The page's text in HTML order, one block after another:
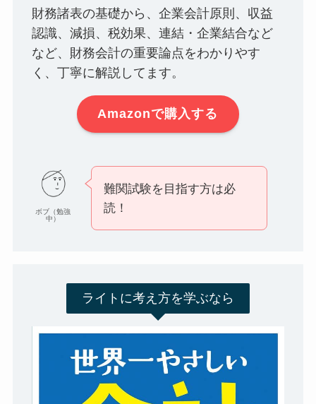
財務諸表の基礎から、企業会計原則、収益
認識、減損、税効果、連結・企業結合など
など、財務会計の重要論点をわかりやす
く、丁寧に解説してます。
Amazonで購入する
ボブ（勉強
中）
難関試験を目指す方は必
読！
ライトに考え方を学ぶなら